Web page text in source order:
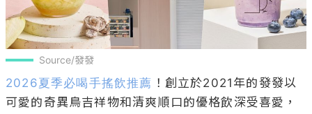
Source/發發
2026夏季必喝手搖飲推薦 ！創立於2021年的發發以
可愛的奇異鳥吉祥物和清爽順口的優格飲深受喜愛，